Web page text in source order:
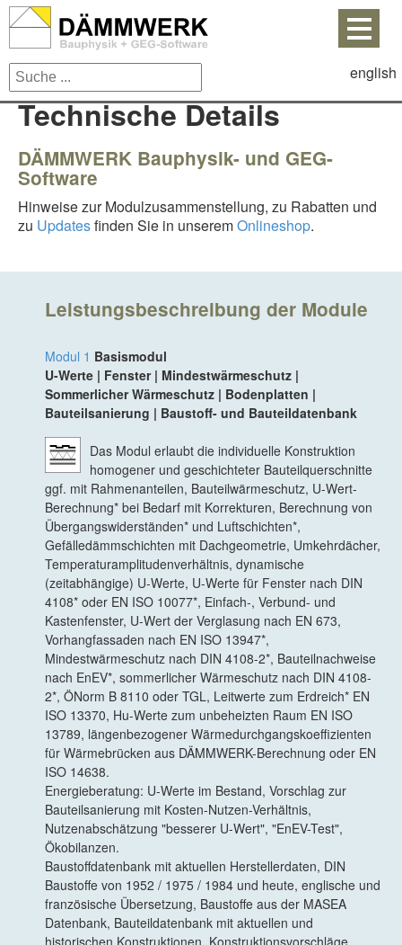
english
Technische Details
DÄMMWERK Bauphysik- und GEG-
Software
Hinweise zur Modulzusammenstellung, zu Rabatten und
zu Updatesfinden Sie in unseremOnlineshop.
Leistungsbeschreibung der Module
Modul 1 Basismodul
U-Werte | Fenster | Mindestwärmeschutz |
Sommerlicher Wärmeschutz | Bodenplatten |
Bauteilsanierung | Baustoff- und Bauteildatenbank
Das Modul erlaubt die individuelle Konstruktion
homogener und geschichteter Bauteilquerschnitte
ggf. mit Rahmenanteilen, Bauteilwärmeschutz, U-Wert-
Berechnung* bei Bedarf mit Korrekturen, Berechnung von
Übergangswiderständen* und Luftschichten*,
Gefälledämmschichten mit Dachgeometrie, Umkehrdächer,
Temperaturamplitudenverhältnis, dynamische
(zeitabhängige) U-Werte, U-Werte für Fenster nach DIN
4108* oder EN ISO 10077*, Einfach-, Verbund- und
Kastenfenster, U-Wert der Verglasung nach EN 673,
Vorhangfassaden nach EN ISO 13947*,
Mindestwärmeschutz nach DIN 4108-2*, Bauteilnachweise
nach EnEV*, sommerlicher Wärmeschutz nach DIN 4108-
2*, ÖNorm B 8110 oder TGL, Leitwerte zum Erdreich* EN
ISO 13370, Hu-Werte zum unbeheizten Raum EN ISO
13789, längenbezogener Wärmedurchgangskoeffizienten
für Wärmebrücken aus DÄMMWERK-Berechnung oder EN
ISO 14638.
Energieberatung: U-Werte im Bestand, Vorschlag zur
Bauteilsanierung mit Kosten-Nutzen-Verhältnis,
Nutzenabschätzung "besserer U-Wert", "EnEV-Test",
Ökobilanzen.
Baustoffdatenbank mit aktuellen Herstellerdaten, DIN
Baustoffe von 1952 / 1975 / 1984 und heute, englische und
französische Übersetzung, Baustoffe aus der MASEA
Datenbank, Bauteildatenbank mit aktuellen und
historischen Konstruktionen, Konstruktionsvorschläge